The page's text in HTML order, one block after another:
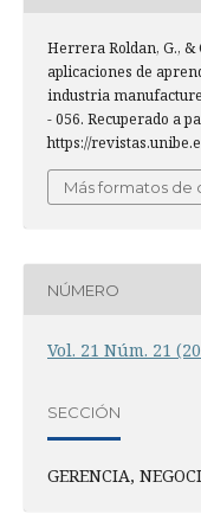
Herrera Roldan, G., &
aplicaciones de
industria
- 056. Recuperado a
https://
Más formatos de
NÚMERO
Vol. 21 Núm. 21
SECCIÓN
GERENCIA,